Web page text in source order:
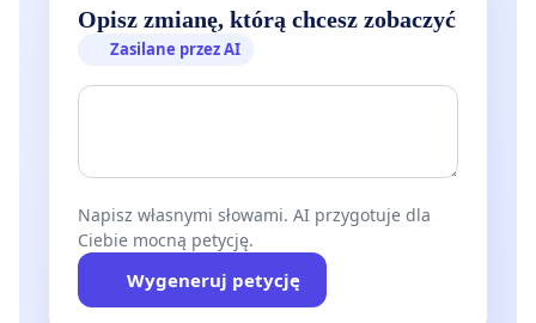
Opisz zmianę, którą chcesz zobaczyć
Zasilane przez AI
Napisz własnymi słowami. AI przygotuje dla
Ciebie mocną petycję.
Wygeneruj petycję